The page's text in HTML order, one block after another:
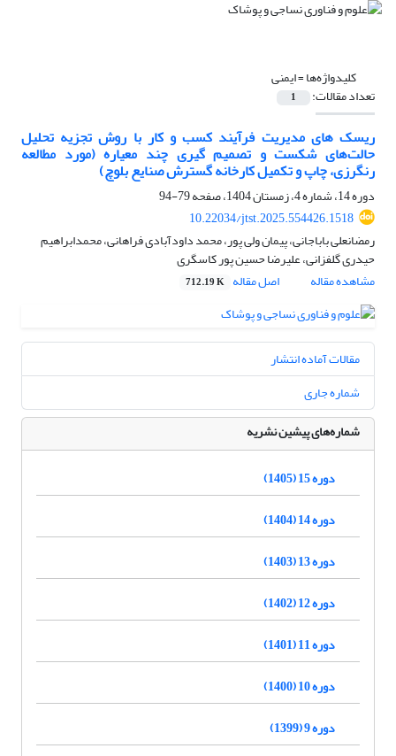
کلیدواژه‌ها =ایمنی
تعداد مقالات: 1
ریسک های مدیریت فرآیند کسب و کار با روش تجزیه تحلیل
حالت‌های شکست و تصمیم گیری چند معیاره (مورد مطالعه
رنگرزی، چاپ و تکمیل کارخانه گسترش صنایع بلوچ)
دوره 14، شماره 4، زمستان 1404، صفحه
79-94
10.22034/jtst.2025.554426.1518
رمضانعلی باباجانی، پیمان ولی پور، محمد داودآبادی فراهانی، محمدابراهیم
حیدری گلفزانی، علیرضا حسین پور کاسگری
مشاهده مقاله
اصل مقاله 712.19 K
مقالات آماده انتشار
شماره جاری
شماره‌های پیشین نشریه
دوره 15 (1405)
دوره 14 (1404)
دوره 13 (1403)
دوره 12 (1402)
دوره 11 (1401)
دوره 10 (1400)
دوره 9 (1399)